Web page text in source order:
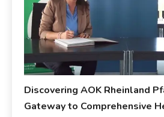
Discovering AOK Rheinland
Gateway to Comprehensive